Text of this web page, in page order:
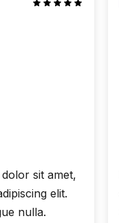
sit amet,
elit.
nulla.